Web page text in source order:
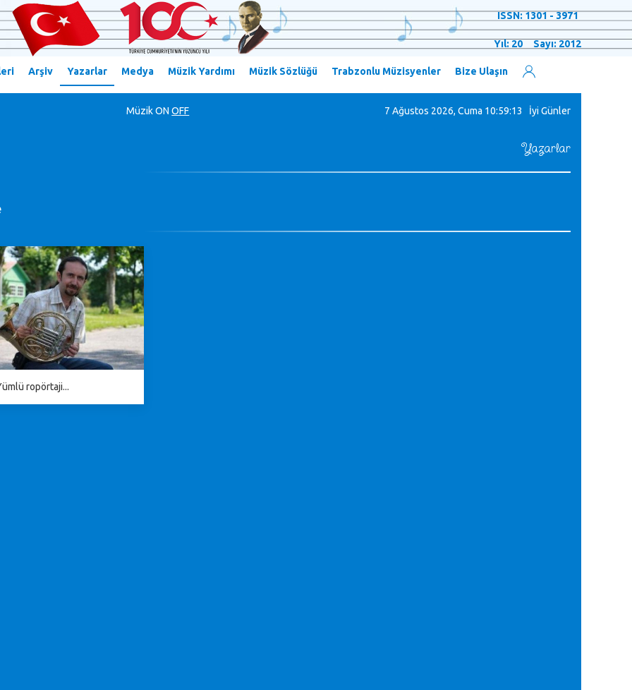
ISSN: 1301 - 3971
Yıl: 20 Sayı: 2012
Arşiv Yazarlar Medya Müzik Yardımı Müzik Sözlüğü Trabzonlu Müzisyenler Bize Ulaşın
MüzikON OFF 7 Ağustos 2026, Cuma 10:59:14 İyi Günler
Yazarlar
ropörtaji...